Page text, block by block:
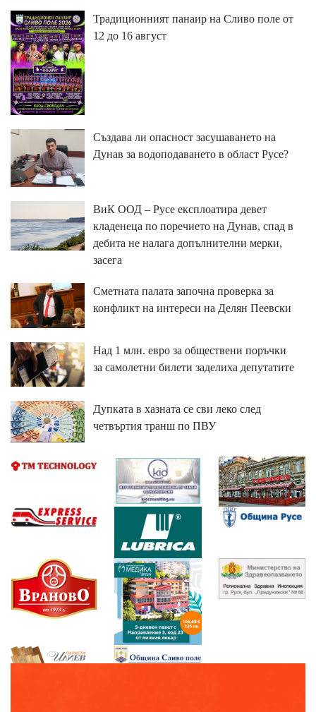
Традиционният панаир на Сливо поле от
12 до 16 август
Създава ли опасност засушаването на
Дунав за водоподаването в област Русе?
ВиК ООД – Русе експлоатира девет
кладенеца по поречието на Дунав, спад в
дебита не налага допълнителни мерки,
засега
Сметната палата започна проверка за
конфликт на интереси на Делян Пеевски
Над 1 млн. евро за обществени поръчки
за самолетни билети заделиха депутатите
Дупката в хазната се сви леко след
четвъртия транш по ПВУ